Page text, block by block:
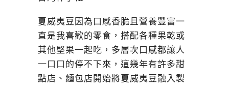
夏威夷豆因為口感香脆且營養豐富一
直是我喜歡的零食，搭配各種果乾或
其他堅果一起吃，多層次口感都讓人
一口口的停不下來，這幾年有許多甜
點店、麵包店開始將夏威夷豆融入製